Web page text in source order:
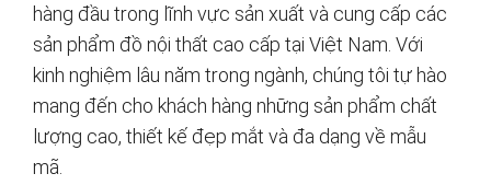
hàng đầu trong lĩnh vực sản xuất và cung cấp các
sản phẩm đồ nội thất cao cấp tại Việt Nam. Với
kinh nghiệm lâu năm trong ngành, chúng tôi tự hào
mang đến cho khách hàng những sản phẩm chất
lượng cao, thiết kế đẹp mắt và đa dạng về mẫu
mã.